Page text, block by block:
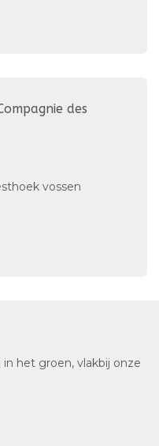
des
vossen
het groen, vlakbij onze